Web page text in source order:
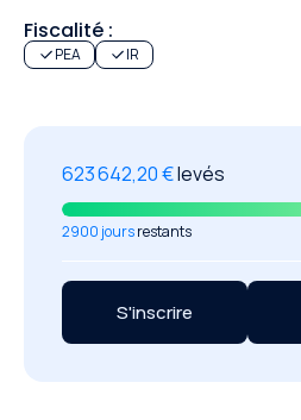
Fiscalité :
PEA IR
623 642,20 €levés
2900 joursrestants
S'inscrire